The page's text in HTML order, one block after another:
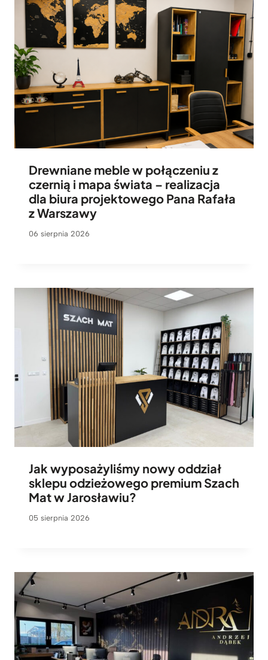
Drewniane meble w połączeniu z
czernią i mapa świata – realizacja
dla biura projektowego Pana Rafała
z Warszawy
06 sierpnia 2026
Jak wyposażyliśmy nowy oddział
sklepu odzieżowego premium Szach
Mat w Jarosławiu?
05 sierpnia 2026